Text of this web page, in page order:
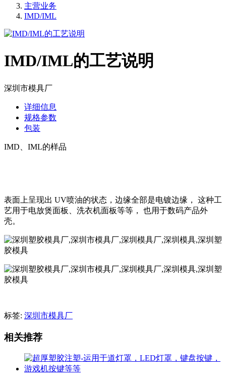
主营业务
IMD/IML
IMD/IML的工艺说明
深圳市模具厂
详细信息
规格参数
包装
IMD、IML的样品
表面上呈现出 UV喷油的状态，边缘全部是电镀边缘， 这种工
艺用于电放煲面板、洗衣机面板等等， 也用于数码产品外
壳。
标签: 深圳市模具厂
相关推荐